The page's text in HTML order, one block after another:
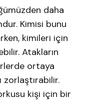
daha
Kimisi bunu
kimileri için
Atakların
ortaya
zorlaştırabilir.
kişi için bir